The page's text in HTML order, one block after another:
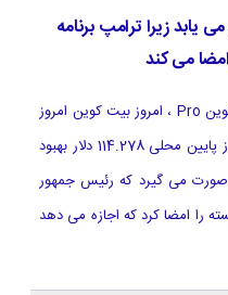
افزایش می یابد زیرا ترامپ برنامه
[ad_1] براساس داده های مجله بیت کوین Pro ، امروز بیت کوین امروز
بالاتر از 117.500 دلار افزایش یافت و از پایین محلی 114.278 دلار بهبود
می گیرد که رئیس جمهور
را امضا کرد که اجازه می دهد